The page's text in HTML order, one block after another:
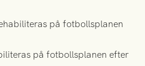
på fotbollsplanen
på fotbollsplanen efter